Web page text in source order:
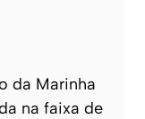
da Marinha
na faixa de